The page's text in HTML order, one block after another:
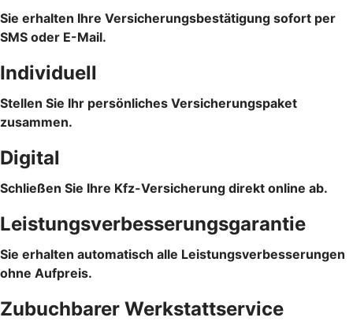
Sie erhalten Ihre Versicherungsbestätigung sofort per
SMS oder E-Mail.
Individuell
Stellen Sie Ihr persönliches Versicherungspaket
zusammen.
Digital
Schließen Sie Ihre Kfz-Versicherung direkt online ab.
Leistungsverbesserungsgarantie
Sie erhalten automatisch alle Leistungsverbesserungen
ohne Aufpreis.
Zubuchbarer Werkstattservice